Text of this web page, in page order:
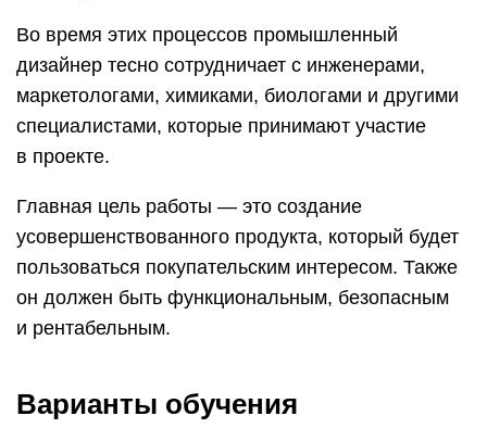
Во время этих процессов промышленный
дизайнер тесно сотрудничает с инженерами,
маркетологами, химиками, биологами и другими
специалистами, которые принимают участие
в проекте.
Главная цель работы — это создание
усовершенствованного продукта, который будет
пользоваться покупательским интересом. Также
он должен быть функциональным, безопасным
и рентабельным.
Варианты обучения